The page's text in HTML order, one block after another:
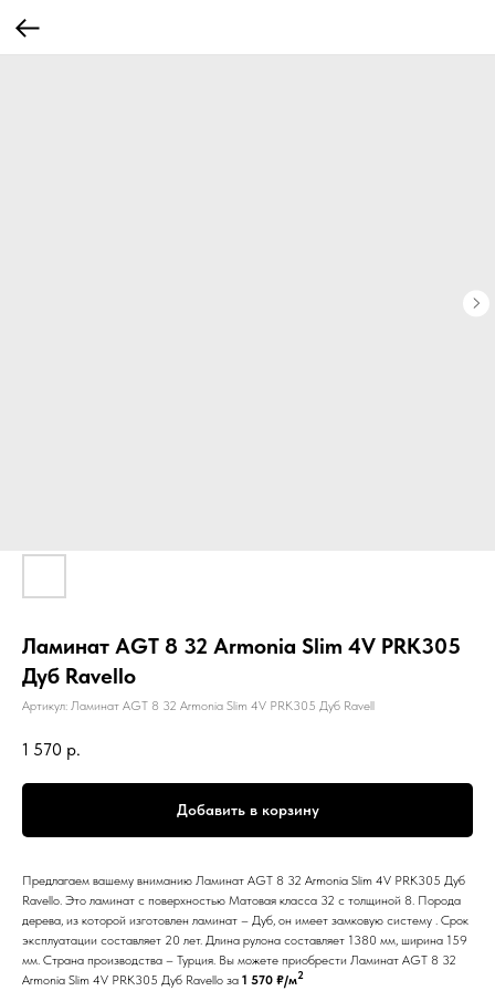
Ламинат AGT 8 32 Armonia Slim 4V PRK305
Дуб Ravello
Артикул: Ламинат AGT 8 32 Armonia Slim 4V PRK305 Дуб Ravell
1 570 р.
Добавить в корзину
Предлагаем вашему вниманию Ламинат AGT 8 32 Armonia Slim 4V PRK305 Дуб
Ravello. Это ламинат с поверхностью Матовая класса 32 с толщиной 8. Порода
дерева, из которой изготовлен ламинат – Дуб, он имеет замковую систему . Срок
эксплуатации составляет 20 лет. Длина рулона составляет 1380 мм, ширина 159
мм. Страна производства – Турция. Вы можете приобрести Ламинат AGT 8 32
Armonia Slim 4V PRK305 Дуб Ravello за 1 570 ₽/м2